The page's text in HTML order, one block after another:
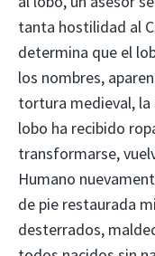
tanta hostilidad al
determina que el
los nombres,
tortura medieval, la
lobo ha recibido
transformarse,
Humano
de pie restaurada
desterrados,